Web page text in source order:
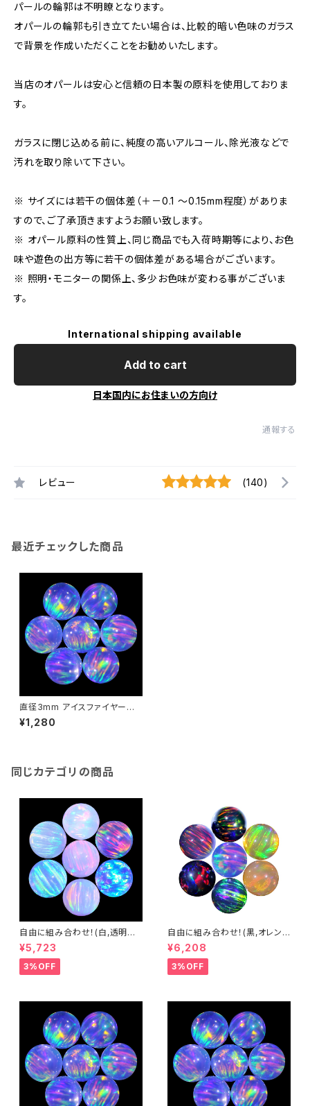
パールの輪郭は不明瞭となります。
オパールの輪郭も引き立てたい場合は、比較的暗い色味のガラス
で背景を作成いただくことをお勧めいたします。
当店のオパールは安心と信頼の日本製の原料を使用しておりま
す。
ガラスに閉じ込める前に、純度の高いアルコール、除光液などで
汚れを取り除いて下さい。
※ サイズには若干の個体差（＋－0.1 〜0.15mm程度）がありま
すので、ご了承頂きますようお願い致します。
※ オパール原料の性質上、同じ商品でも入荷時期等により、お色
味や遊色の出方等に若干の個体差がある場合がございます。
※ 照明・モニターの関係上、多少お色味が変わる事がございま
す。
International shipping available
Add to cart
日本国内にお住まいの方向け
通報する
レビュー (140)
最近チェックした商品
直径3mm アイスファイヤー球
体人工オパール1個 - 耐熱ガラ
ス / ボロシリケイトガラス（COE
¥1,280
同じカテゴリの商品
自由に組み合わせ！(白,透明系)
3mm球体5個セット - 耐熱ガラ
ス / ボロシリケイトガラス（COE
33）専用 ＊ご注文時の備考欄
に組み合わせ内容（色と個数）を
¥5,723
3%OFF
自由に組み合わせ！(黒,オレン
ジ系, #14) 3mm球体5個セット
- 耐熱ガラス / ボロシリケイトガ
ラス（COE33）専用 ＊ご注文時
の備考欄に組み合わせ内容（色
¥6,208
3%OFF